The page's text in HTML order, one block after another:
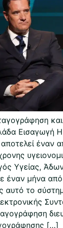
Εισαγωγή
έναν
Υγείας,
έναν μήνα
αυτό το
[…]